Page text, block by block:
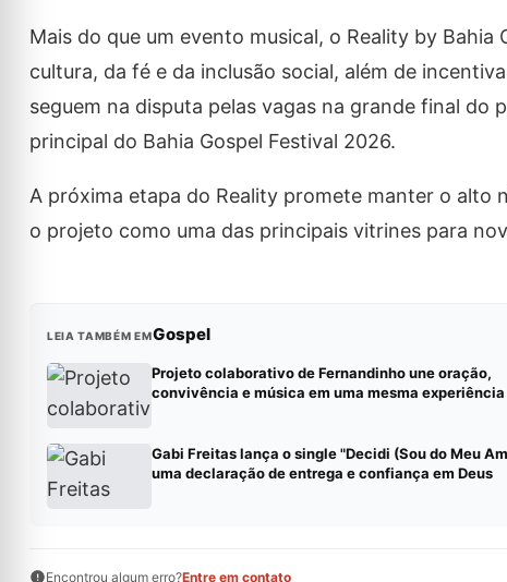
Mais do que um evento musical, o Reality by
cultura, da fé e da inclusão social, além de
seguem na disputa pelas vagas na grande final
principal do Bahia Gospel Festival 2026.
A próxima etapa do Reality promete manter o alto
o projeto como uma das principais vitrines para
LEIA TAMBÉM EMGospel
Projeto colaborativo de Fernandinho une oração,
convivência e música em uma mesma experiência
Gabi Freitas lança o single "Decidi (Sou do Meu
uma declaração de entrega e confiança em Deus
Encontrou algum erro?Entre em contato